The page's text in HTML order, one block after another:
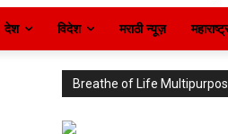
देश विदेश मराठी न्यूज़
Breathe of Life